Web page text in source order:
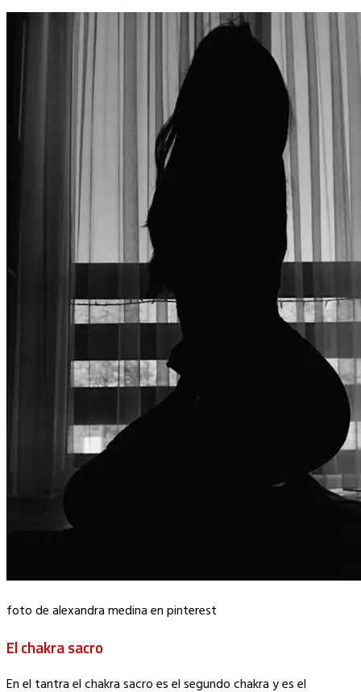
foto de alexandra medina en pinterest
El chakra sacro
En el tantra el chakra sacro es el segundo chakra y es el